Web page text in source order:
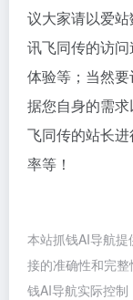
议大家请以爱
讯飞同传的访
体验等；当然
据您自身的需
飞同传的站长
率等！
本站抓钱AI导航
接的准确性和完
钱AI导航实际控